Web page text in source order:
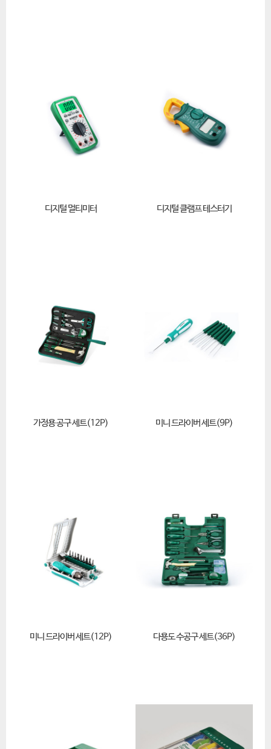
디지털 멀티미터 디지털 클램프 테스터기
가정용 공구 세트(12P) 미니 드라이버 세트(9P)
미니 드라이버 세트(12P) 다용도 수공구 세트(36P)